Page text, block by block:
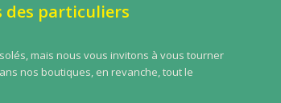
des particuliers
mais nous vous invitons à vous tourner
nos boutiques, en revanche, tout le